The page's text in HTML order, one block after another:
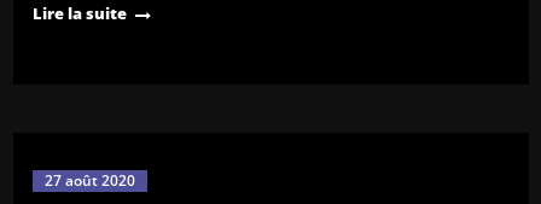
Lire la suite
27 août 2020